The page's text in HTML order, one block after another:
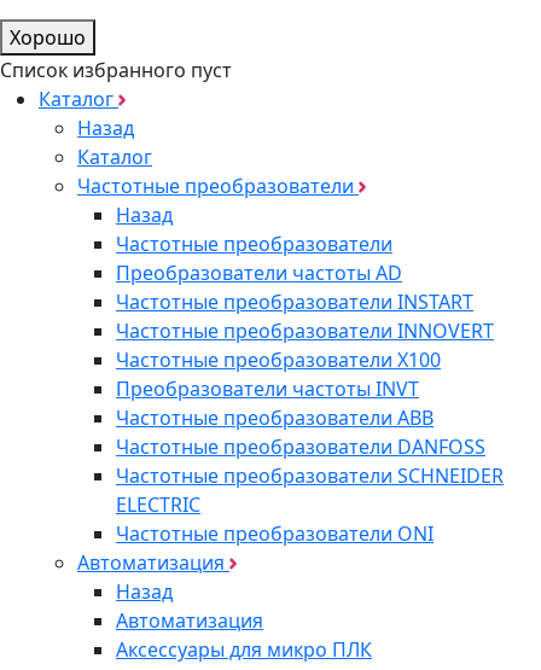
Хорошо
Список избранного пуст
Каталог
Назад
Каталог
Частотные преобразователи
Назад
Частотные преобразователи
Преобразователи частоты AD
Частотные преобразователи INSTART
Частотные преобразователи INNOVERT
Частотные преобразователи Х100
Преобразователи частоты INVT
Частотные преобразователи ABB
Частотные преобразователи DANFOSS
Частотные преобразователи SCHNEIDER
ELECTRIC
Частотные преобразователи ONI
Автоматизация
Назад
Автоматизация
Аксессуары для микро ПЛК